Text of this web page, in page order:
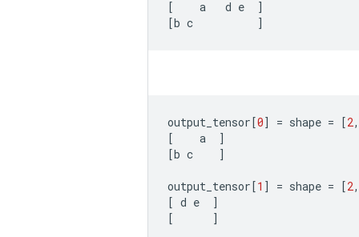
[
a d e
]
[b c ]
output_tensor[0] = shape = [2,
[
a
]
[b c ]
output_tensor[1 ] = shape = [2,
[ d e
]
[
]